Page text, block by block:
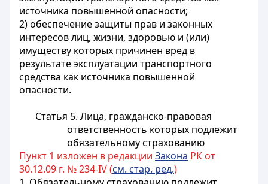
источника повышенной опасности;
2) обеспечение защиты прав и законных
интересов лиц, жизни, здоровью и (или)
имуществу которых причинен вред в
результате эксплуатации транспортного
средства как источника повышенной
опасности.
Статья 5. Лица, гражданско-правовая
ответственность которых подлежит
обязательному страхованию
Пункт 1 изложен в редакции Закона РК от
30.12.09 г. № 234-IV (см. стар. ред.)